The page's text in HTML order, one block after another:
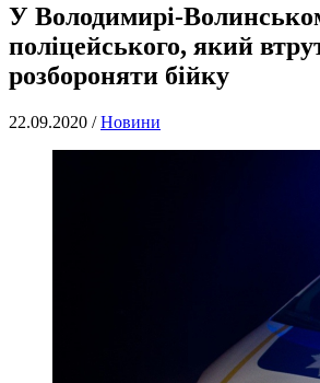
У Володимирі-
поліцейського, який
розбороняти бійку
22.09.2020 /Новини